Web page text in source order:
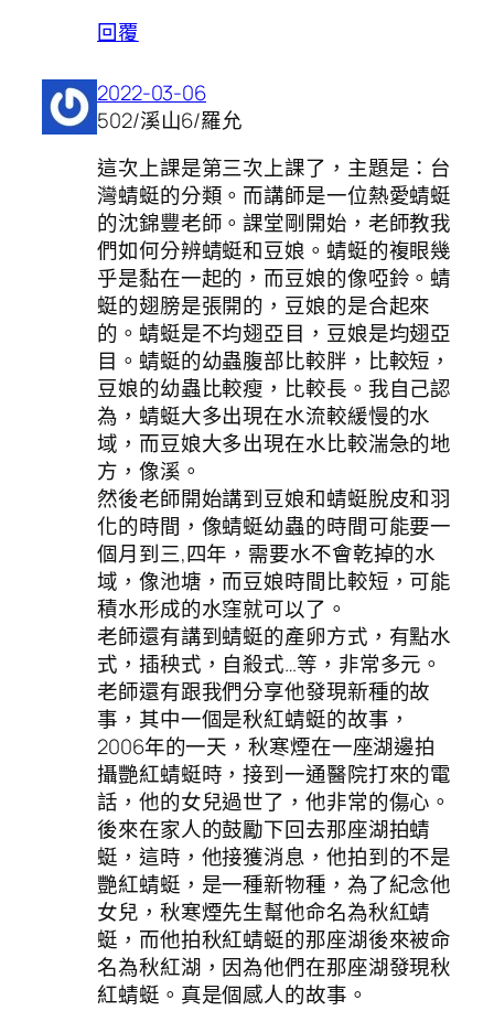
回覆
2022-03-06
502/溪山6/羅允
這次上課是第三次上課了，主題是：台
灣蜻蜓的分類。而講師是一位熱愛蜻蜓
的沈錦豐老師。課堂剛開始，老師教我
們如何分辨蜻蜓和豆娘。蜻蜓的複眼幾
乎是黏在一起的，而豆娘的像啞鈴。蜻
蜓的翅膀是張開的，豆娘的是合起來
的。蜻蜓是不均翅亞目，豆娘是均翅亞
目。蜻蜓的幼蟲腹部比較胖，比較短，
豆娘的幼蟲比較瘦，比較長。我自己認
為，蜻蜓大多出現在水流較緩慢的水
域，而豆娘大多出現在水比較湍急的地
方，像溪。
然後老師開始講到豆娘和蜻蜓脫皮和羽
化的時間，像蜻蜓幼蟲的時間可能要一
個月到三,四年，需要水不會乾掉的水
域，像池塘，而豆娘時間比較短，可能
積水形成的水窪就可以了。
老師還有講到蜻蜓的產卵方式，有點水
式，插秧式，自殺式…等，非常多元。
老師還有跟我們分享他發現新種的故
事，其中一個是秋紅蜻蜓的故事，
2006年的一天，秋寒煙在一座湖邊拍
攝艷紅蜻蜓時，接到一通醫院打來的電
話，他的女兒過世了，他非常的傷心。
後來在家人的鼓勵下回去那座湖拍蜻
蜓，這時，他接獲消息，他拍到的不是
艷紅蜻蜓，是一種新物種，為了紀念他
女兒，秋寒煙先生幫他命名為秋紅蜻
蜓，而他拍秋紅蜻蜓的那座湖後來被命
名為秋紅湖，因為他們在那座湖發現秋
紅蜻蜓。真是個感人的故事。